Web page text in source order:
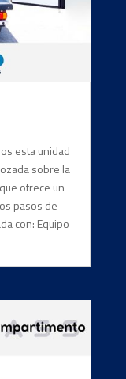
esta unidad
sobre la
ofrece un
pasos de
con: Equipo